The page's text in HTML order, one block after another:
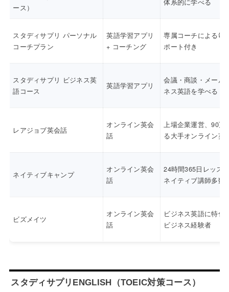
ース）
体系的に学べる
スタディサプリ パーソナル
コーチプラン
英語学習アプリ
+ コーチング
専属コーチによる毎
ポート付き
スタディサプリ ビジネス英
語コース
英語学習アプリ
会議・商談・メール
ネス英語を学べる
レアジョブ英会話
オンライン英会
話
上場企業運営、90万
る大手オンライン英
ネイティブキャンプ
オンライン英会
話
24時間365日レッス
ネイティブ講師多数
ビズメイツ
オンライン英会
話
ビジネス英語に特化
ビジネス経験者
スタディサプリENGLISH（TOEIC対策コース）